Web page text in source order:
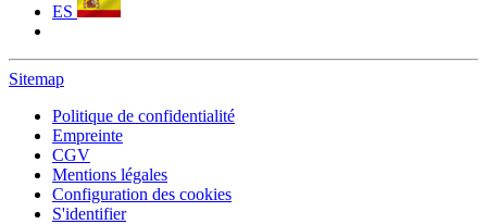
ES
Sitemap
Politique de confidentialité
Empreinte
CGV
Mentions légales
Configuration des cookies
S'identifier